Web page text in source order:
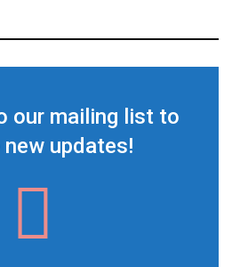
our mailing list to
updates!